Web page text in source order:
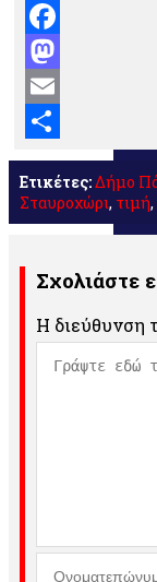
Facebook
Mastodon
Email
Μοιραστείτε
Ετικέτες:Δήμο
Σταυροχώρι, τιμή,
Σχολιάστε
Η διεύθυνση